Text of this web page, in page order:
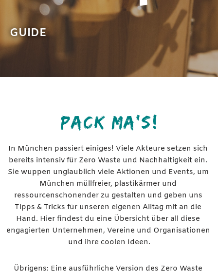
GUIDE
PACK MA'S!
In München passiert einiges! Viele Akteure setzen sich
bereits intensiv für Zero Waste und Nachhaltigkeit ein.
Sie wuppen unglaublich viele Aktionen und Events, um
München müllfreier, plastikärmer und
ressourcenschonender zu gestalten und geben uns
Tipps & Tricks für unseren eigenen Alltag mit an die
Hand. Hier findest du eine Übersicht über all diese
engagierten Unternehmen, Vereine und Organisationen
und ihre coolen Ideen.
Übrigens: Eine ausführliche Version des Zero Waste